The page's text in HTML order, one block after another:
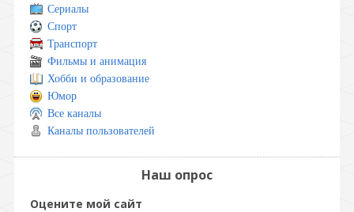
Сериалы
Спорт
Транспорт
Фильмы и анимация
Хобби и образование
Юмор
Все каналы
Каналы пользователей
Наш опрос
Оцените мой сайт